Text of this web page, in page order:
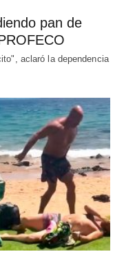
pan de
aclaró la dependencia